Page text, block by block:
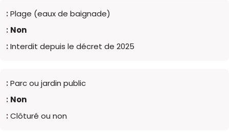
Plage (eaux de baignade)
Non
Interdit depuis le décret de 2025
Parc ou jardin public
Non
Clôturé ou non